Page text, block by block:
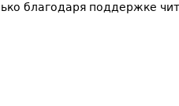
благодаря поддержке